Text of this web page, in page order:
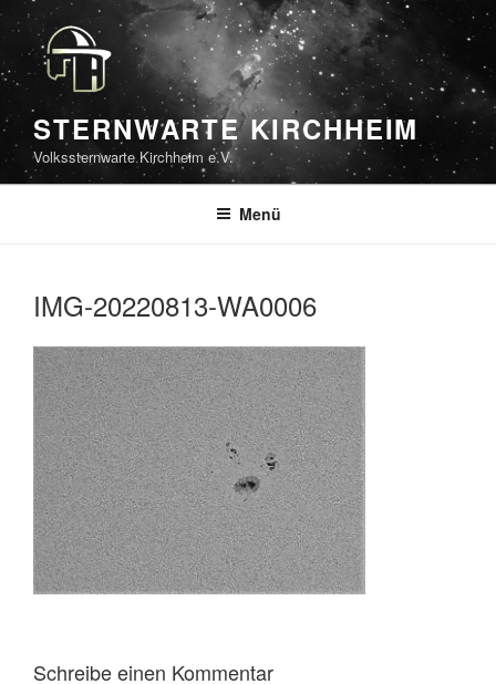
Zum
Inhalt
springen
STERNWARTE KIRCHHEIM
Volkssternwarte Kirchheim e.V.
Menü
IMG-20220813-WA0006
Schreibe einen Kommentar